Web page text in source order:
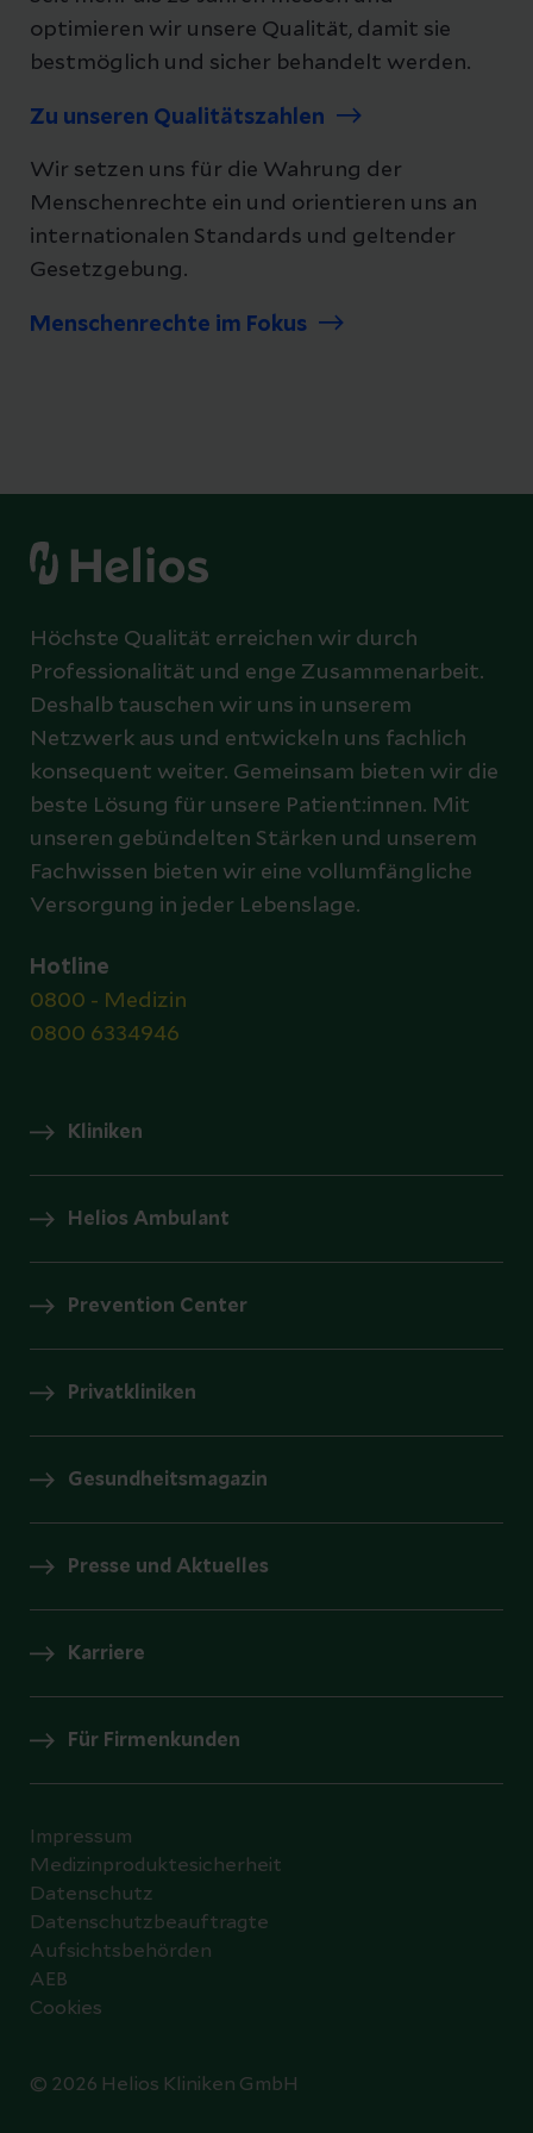
optimieren wir unsere Qualität, damit sie
bestmöglich und sicher behandelt werden.
Zu unseren Qualitätszahlen
Wir setzen uns für die Wahrung der
Menschenrechte ein und orientieren uns an
internationalen Standards und geltender
Gesetzgebung.
Menschenrechte im Fokus
Höchste Qualität erreichen wir durch
Professionalität und enge Zusammenarbeit.
Deshalb tauschen wir uns in unserem
Netzwerk aus und entwickeln uns fachlich
konsequent weiter. Gemeinsam bieten wir die
beste Lösung für unsere Patient:innen. Mit
unseren gebündelten Stärken und unserem
Fachwissen bieten wir eine vollumfängliche
Versorgung in jeder Lebenslage.
Hotline
0800 - Medizin
0800 6334946
Kliniken
Helios Ambulant
Prevention Center
Privatkliniken
Gesundheitsmagazin
Presse und Aktuelles
Karriere
Für Firmenkunden
© 2026 Helios Kliniken GmbH
Impressum
Medizinproduktesicherheit
Datenschutz
Datenschutzbeauftragte
Aufsichtsbehörden
AEB
Cookies